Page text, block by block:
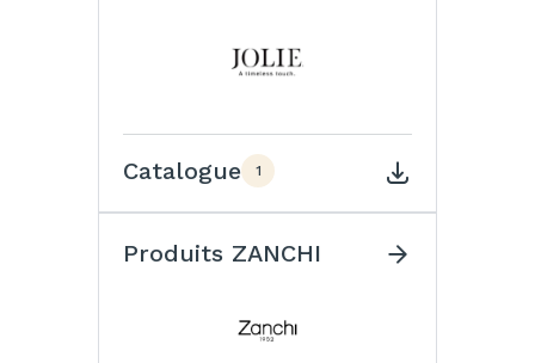
Catalogue 1
Produits ZANCHI